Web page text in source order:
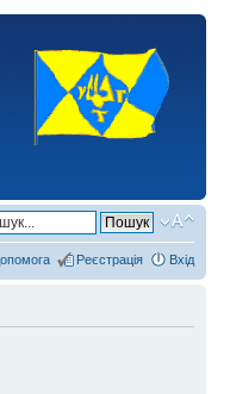
Реєстрація Вхід